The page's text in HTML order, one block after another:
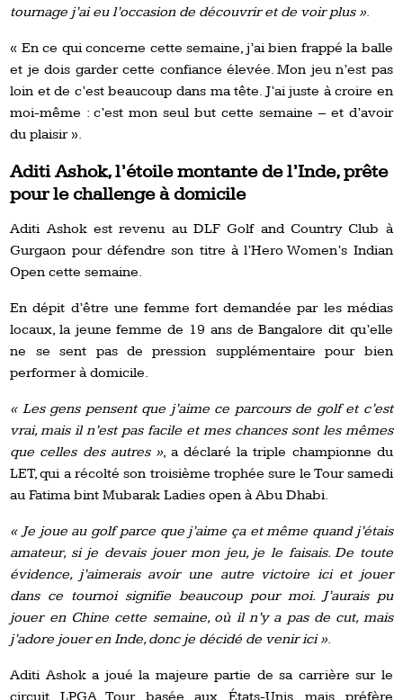
tournage j’ai eu l’occasion de découvrir et de voir plus ».
« En ce qui concerne cette semaine, j’ai bien frappé la balle
et je dois garder cette confiance élevée. Mon jeu n’est pas
loin et de c’est beaucoup dans ma tête. J’ai juste à croire en
moi-même : c’est mon seul but cette semaine – et d’avoir
du plaisir ».
Aditi Ashok, l’étoile montante de l’Inde, prête
pour le challenge à domicile
Aditi Ashok est revenu au DLF Golf and Country Club à
Gurgaon pour défendre son titre à l’Hero Women’s Indian
Open cette semaine.
En dépit d’être une femme fort demandée par les médias
locaux, la jeune femme de 19 ans de Bangalore dit qu’elle
ne se sent pas de pression supplémentaire pour bien
performer à domicile.
« Les gens pensent que j’aime ce parcours de golf et c’est
vrai, mais il n’est pas facile et mes chances sont les mêmes
que celles des autres », a déclaré la triple championne du
LET, qui a récolté son troisième trophée sure le Tour samedi
au Fatima bint Mubarak Ladies open à Abu Dhabi.
« Je joue au golf parce que j’aime ça et même quand j’étais
amateur, si je devais jouer mon jeu, je le faisais. De toute
évidence, j’aimerais avoir une autre victoire ici et jouer
dans ce tournoi signifie beaucoup pour moi. J’aurais pu
jouer en Chine cette semaine, où il n’y a pas de cut, mais
j’adore jouer en Inde, donc je décidé de venir ici ».
Aditi Ashok a joué la majeure partie de sa carrière sur le
circuit LPGA Tour basée aux États-Unis, mais préfère